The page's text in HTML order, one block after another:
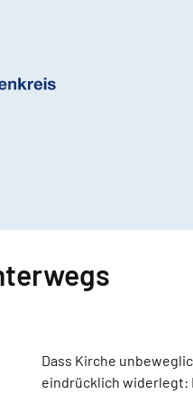
Dass Kirche
eindrücklich widerlegt: